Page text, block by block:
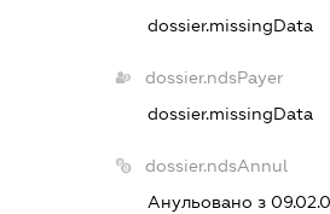
dossier.missingData
dossier.ndsPayer
dossier.missingData
dossier.ndsAnnul
Анульовано з